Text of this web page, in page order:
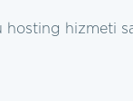
hosting hizmeti